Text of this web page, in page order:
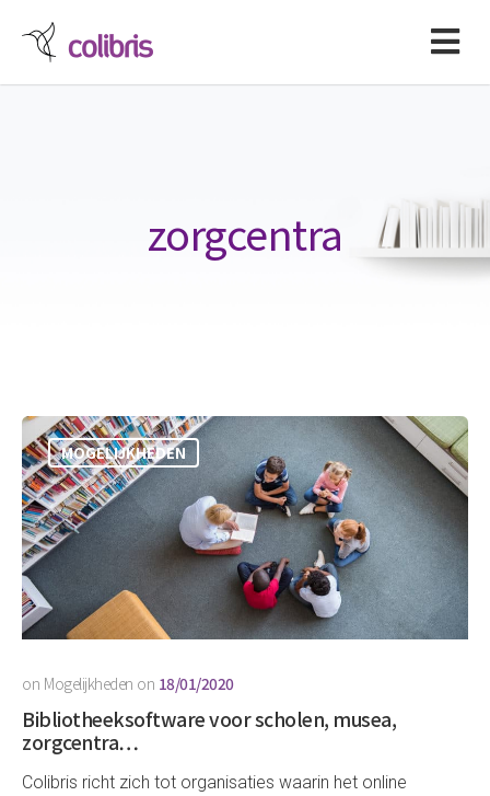
zorgcentra
MOGELIJKHEDEN
on Mogelijkheden on 18/01/2020
Bibliotheeksoftware voor scholen, musea,
zorgcentra…
Colibris richt zich tot organisaties waarin het online